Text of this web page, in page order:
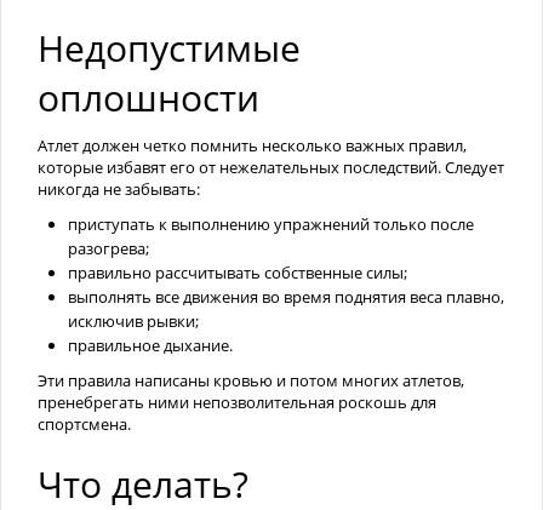
Недопустимые
оплошности
Атлет должен четко помнить несколько важных правил,
которые избавят его от нежелательных последствий. Следует
никогда не забывать:
приступать к выполнению упражнений только после
разогрева;
правильно рассчитывать собственные силы;
выполнять все движения во время поднятия веса плавно,
исключив рывки;
правильное дыхание.
Эти правила написаны кровью и потом многих атлетов,
пренебрегать ними непозволительная роскошь для
спортсмена.
Что делать?